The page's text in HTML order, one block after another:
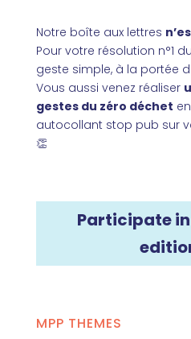
Notre boîte aux lettres
Pour votre résolution n°1
geste simple, à la portée
Vous aussi venez réaliser
gestes du zéro déchet
autocollant stop pub sur
👏
Participate
MPP THEMES